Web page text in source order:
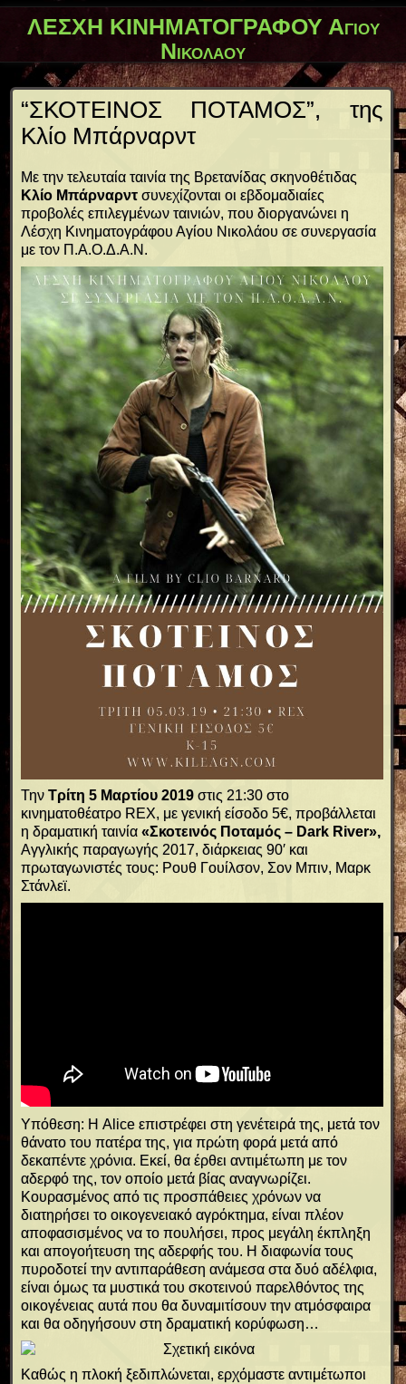
ΛΕΣΧΗ ΚΙΝΗΜΑΤΟΓΡΑΦΟΥ Αγίου
Νικολάου
“ΣΚΟΤΕΙΝΟΣ ΠΟΤΑΜΟΣ”, της
Κλίο Μπάρναρντ
Με την τελευταία ταινία της Βρετανίδας σκηνοθέτιδας
Κλίο Μπάρναρντσυνεχίζονται οι εβδομαδιαίες
προβολές επιλεγμένων ταινιών, που διοργανώνει η
Λέσχη Κινηματογράφου Αγίου Νικολάου σε συνεργασία
με τον Π.Α.Ο.Δ.Α.Ν.
Την Τρίτη 5 Μαρτίου 2019στις 21:30 στο
κινηματοθέατρο RΕΧ, με γενική είσοδο 5€, προβάλλεται
η δραματική ταινία «Σκοτεινός Ποταμός – Dark River»,
Αγγλικής παραγωγής 2017, διάρκειας 90′ και
πρωταγωνιστές τους: Ρουθ Γουίλσον, Σον Μπιν, Μαρκ
Στάνλεϊ.
Υπόθεση: Η Alice επιστρέφει στη γενέτειρά της, μετά τον
θάνατο του πατέρα της, για πρώτη φορά μετά από
δεκαπέντε χρόνια. Εκεί, θα έρθει αντιμέτωπη με τον
αδερφό της, τον οποίο μετά βίας αναγνωρίζει.
Κουρασμένος από τις προσπάθειες χρόνων να
διατηρήσει το οικογενειακό αγρόκτημα, είναι πλέον
αποφασισμένος να το πουλήσει, προς μεγάλη έκπληξη
και απογοήτευση της αδερφής του. Η διαφωνία τους
πυροδοτεί την αντιπαράθεση ανάμεσα στα δυό αδέλφια,
είναι όμως τα μυστικά του σκοτεινού παρελθόντος της
οικογένειας αυτά που θα δυναμιτίσουν την ατμόσφαιρα
και θα οδηγήσουν στη δραματική κορύφωση…
Καθώς η πλοκή ξεδιπλώνεται, ερχόμαστε αντιμέτωποι